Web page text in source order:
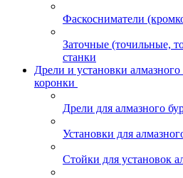
Фаскосниматели
Заточные (точильные,
станки
Дрели и установки
коронки
Дрели для алмазного
Установки для
Стойки для установок